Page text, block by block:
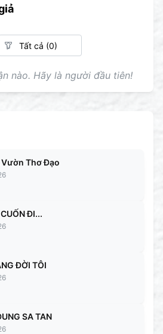
nào. Hãy là người đầu tiên!
Thơ Đạo
ĐI...
ĐỜI TÔI
SA TAN